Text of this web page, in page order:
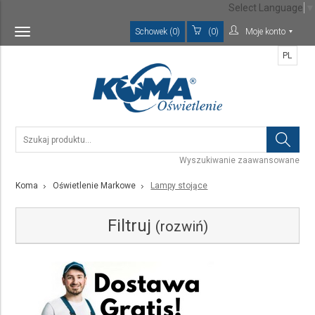
Toggle
navigation
Schowek (0) (0) Moje konto
Wyszukiwanie zaawansowane
PL
Koma Oświetlenie Markowe Lampy stojące
Filtruj (rozwiń)
Kategoria
Select Language